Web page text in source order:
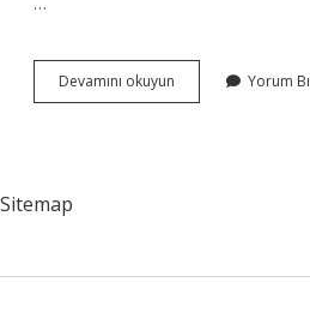
Devamını okuyun Belertmek
Ne
Yorum
Sitemap